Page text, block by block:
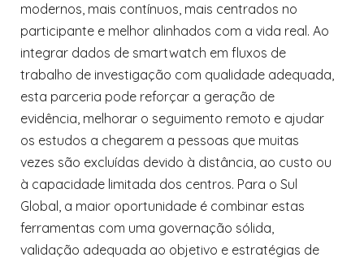
modernos, mais contínuos, mais centrados no
participante e melhor alinhados com a vida real. Ao
integrar dados de smartwatch em fluxos de
trabalho de investigação com qualidade adequada,
esta parceria pode reforçar a geração de
evidência, melhorar o seguimento remoto e ajudar
os estudos a chegarem a pessoas que muitas
vezes são excluídas devido à distância, ao custo ou
à capacidade limitada dos centros. Para o Sul
Global, a maior oportunidade é combinar estas
ferramentas com uma governação sólida,
validação adequada ao objetivo e estratégias de